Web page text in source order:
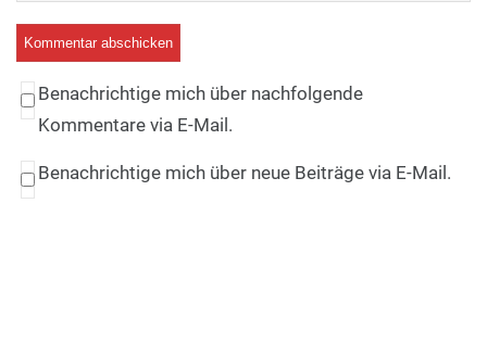
Benachrichtige mich über nachfolgende
Kommentare via E-Mail.
Benachrichtige mich über neue Beiträge via E-Mail.